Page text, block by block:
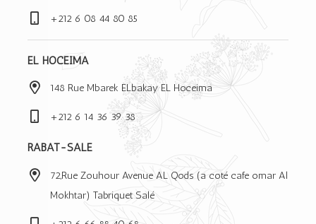
+212 6 08 44 80 85
EL HOCEIMA
148 Rue Mbarek ELbakay EL Hoceima
+212 6 14 36 39 38
RABAT-SALE
72,Rue Zouhour Avenue AL Qods (a coté cafe omar Al
Mokhtar) Tabriquet Salé